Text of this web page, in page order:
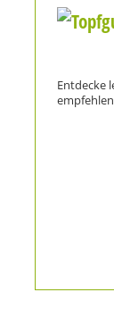
Entdecke